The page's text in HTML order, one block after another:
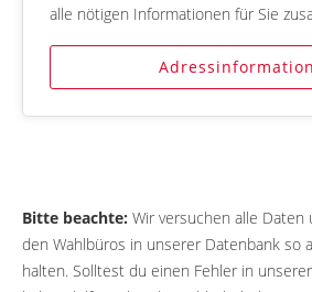
alle nötigen Informationen für Sie
Bitte beachte: Wir versuchen alle
den Wahlbüros in unserer Datenbank so
halten. Solltest du einen Fehler in